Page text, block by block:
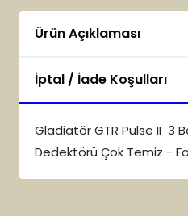
Ürün Açıklaması
İptal / İade Koşulları
Gladiatör GTR Pulse II 3
Dedektörü Çok Temiz -